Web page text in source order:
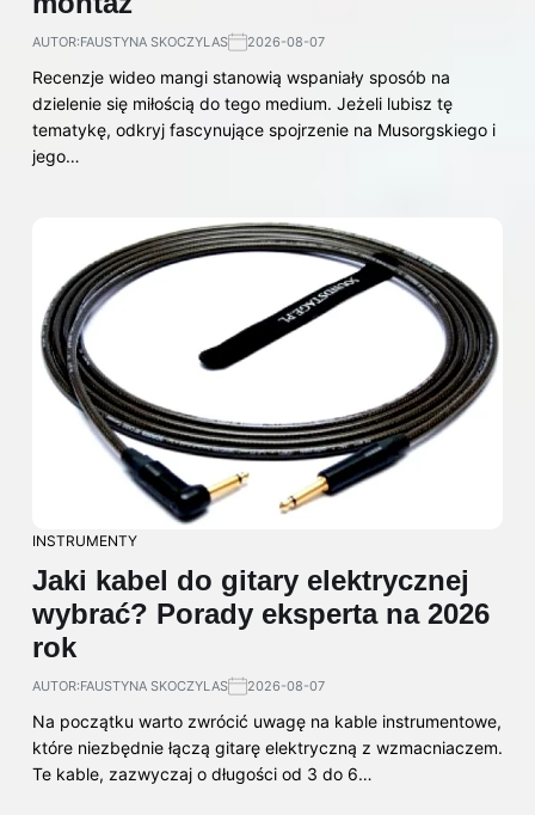
AUTOR:FAUSTYNA SKOCZYLAS 2026-08-07
Recenzje wideo mangi stanowią wspaniały sposób na
dzielenie się miłością do tego medium. Jeżeli lubisz tę
tematykę, odkryj fascynujące spojrzenie na Musorgskiego i
jego…
INSTRUMENTY
Jaki kabel do gitary elektrycznej
wybrać? Porady eksperta na 2026
rok
AUTOR:FAUSTYNA SKOCZYLAS 2026-08-07
Na początku warto zwrócić uwagę na kable instrumentowe,
które niezbędnie łączą gitarę elektryczną z wzmacniaczem.
Te kable, zazwyczaj o długości od 3 do 6…